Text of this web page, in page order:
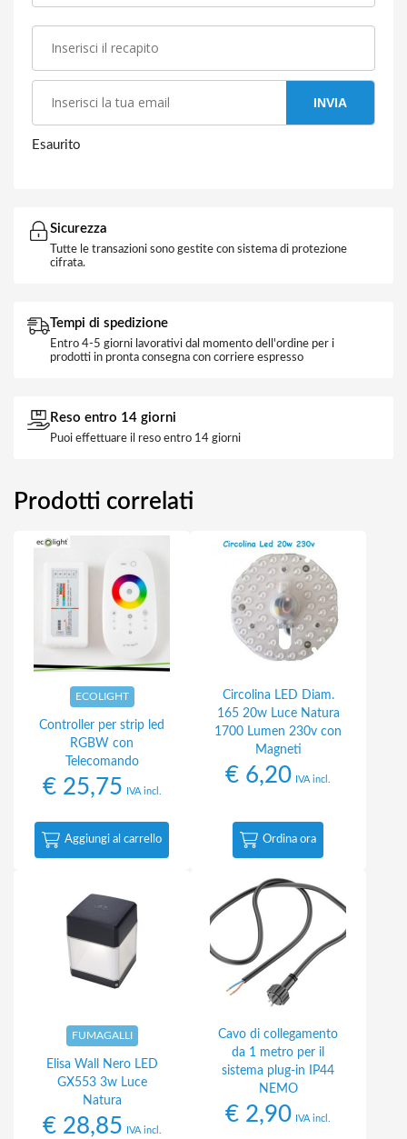
INVIA
Esaurito
Sicurezza
Tutte le transazioni sono gestite con sistema di protezione
cifrata.
Tempi di spedizione
Entro 4-5 giorni lavorativi dal momento dell'ordine per i
prodotti in pronta consegna con corriere espresso
Reso entro 14 giorni
Puoi effettuare il reso entro 14 giorni
Prodotti correlati
ECOLIGHT
Controller per strip led
RGBW con
Telecomando
€25,75 IVA incl.
Aggiungi al carrello
Circolina LED Diam.
165 20w Luce Natura
1700 Lumen 230v con
Magneti
€ 6,20 IVA incl.
Ordina ora
FUMAGALLI
Elisa Wall Nero LED
GX553 3w Luce
Natura
€28,85 IVA incl.
Cavo di collegamento
da 1 metro per il
sistema plug-in IP44
NEMO
€ 2,90 IVA incl.